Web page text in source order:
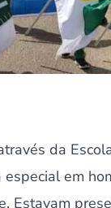
da
em
Estavam